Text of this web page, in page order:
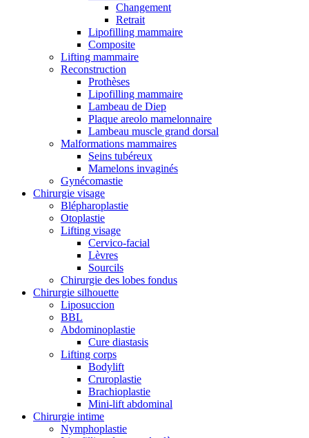
Changement
Retrait
Lipofilling mammaire
Composite
Lifting mammaire
Reconstruction
Prothèses
Lipofilling mammaire
Lambeau de Diep
Plaque areolo mamelonnaire
Lambeau muscle grand dorsal
Malformations mammaires
Seins tubéreux
Mamelons invaginés
Gynécomastie
Chirurgie visage
Blépharoplastie
Otoplastie
Lifting visage
Cervico-facial
Lèvres
Sourcils
Chirurgie des lobes fondus
Chirurgie silhouette
Liposuccion
BBL
Abdominoplastie
Cure diastasis
Lifting corps
Bodylift
Cruroplastie
Brachioplastie
Mini-lift abdominal
Chirurgie intime
Nymphoplastie